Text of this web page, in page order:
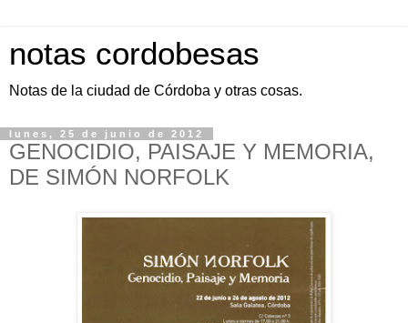
notas cordobesas
Notas de la ciudad de Córdoba y otras cosas.
lunes, 25 de junio de 2012
GENOCIDIO, PAISAJE Y MEMORIA,
DE SIMÓN NORFOLK